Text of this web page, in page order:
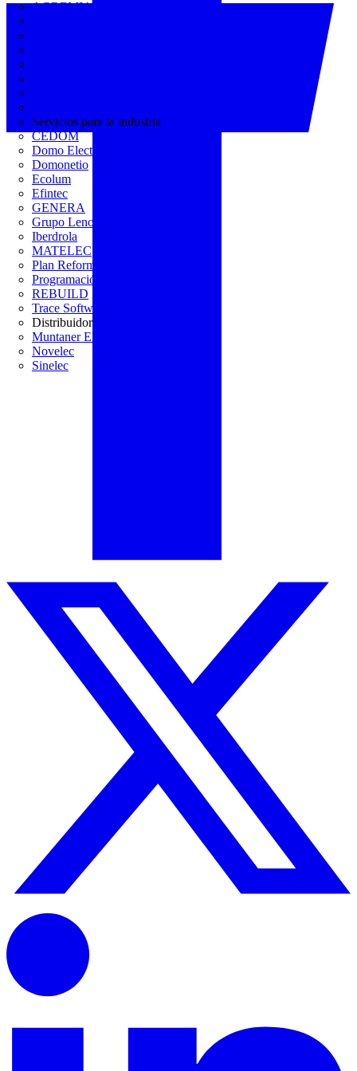
AGREMIA
Servicios para la industria
CEDOM
Domo Electra
Domonetio
Ecolum
Efintec
GENERA
Grupo Lenor
Iberdrola
MATELEC
Plan Reforma
Programación Integral
REBUILD
Trace Software
Distribuidor
Muntaner Electro
Novelec
Sinelec